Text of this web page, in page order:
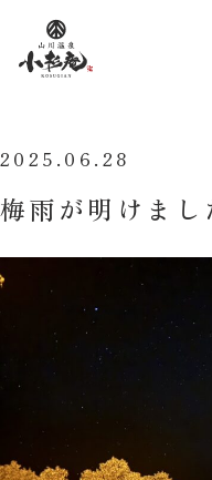
2025.06.28
梅雨が明けまし